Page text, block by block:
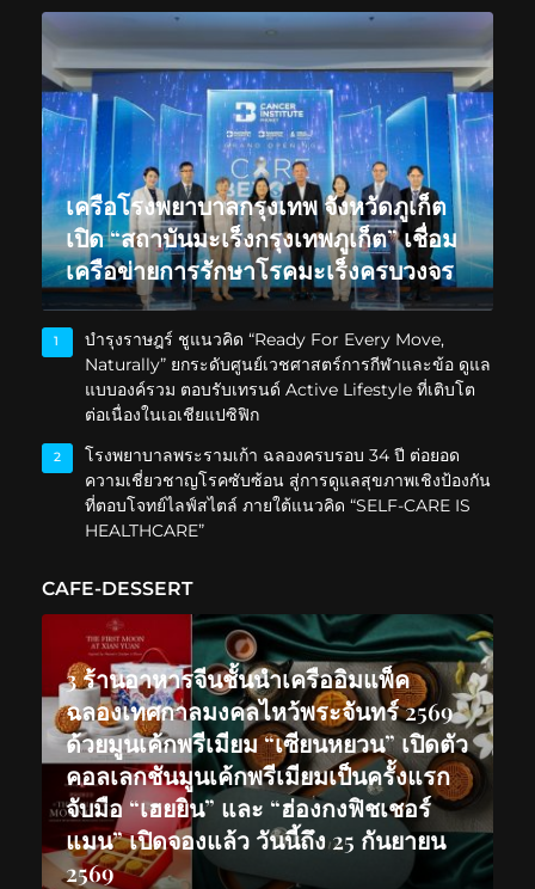
เครือโรงพยาบาลกรุงเทพ จังหวัดภูเก็ต
เปิด “สถาบันมะเร็งกรุงเทพภูเก็ต” เชื่อม
เครือข่ายการรักษาโรคมะเร็งครบวงจร
1
บำรุงราษฎร์ ชูแนวคิด “Ready For Every Move,
Naturally” ยกระดับศูนย์เวชศาสตร์การกีฬาและข้อ ดูแล
แบบองค์รวม ตอบรับเทรนด์ Active Lifestyle ที่เติบโต
ต่อเนื่องในเอเชียแปซิฟิก
2
โรงพยาบาลพระรามเก้า ฉลองครบรอบ 34 ปี ต่อยอด
ความเชี่ยวชาญโรคซับซ้อน สู่การดูแลสุขภาพเชิงป้องกัน
ที่ตอบโจทย์ไลฟ์สไตล์ ภายใต้แนวคิด “SELF-CARE IS
HEALTHCARE”
CAFE-DESSERT
3 ร้านอาหารจีนชั้นนำเครืออิมแพ็ค
ฉลองเทศกาลมงคลไหว้พระจันทร์ 2569
ด้วยมูนเค้กพรีเมียม “เซียนหยวน” เปิดตัว
คอลเลกชันมูนเค้กพรีเมียมเป็นครั้งแรก
จับมือ “เฮยยิน” และ “ฮ่องกงฟิชเชอร์
แมน” เปิดจองแล้ว วันนี้ถึง 25 กันยายน
2569